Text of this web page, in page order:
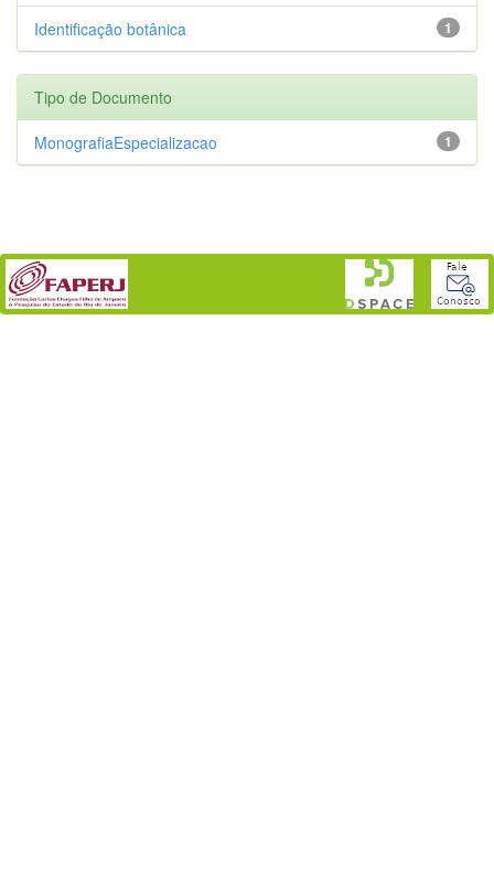
1
Identificação botânica
Tipo de Documento
1
MonografiaEspecializacao